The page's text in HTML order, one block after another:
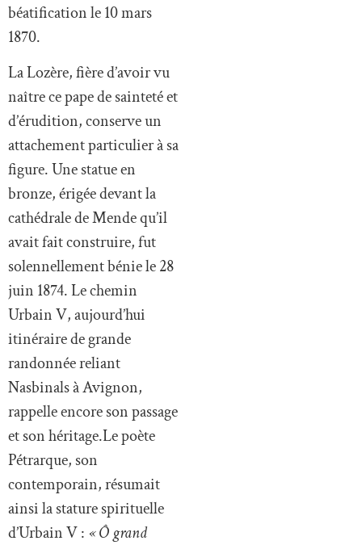
béatification le 10 mars
1870.
La Lozère, fière d’avoir vu
naître ce pape de sainteté et
d’érudition, conserve un
attachement particulier à sa
figure. Une statue en
bronze, érigée devant la
cathédrale de Mende qu’il
avait fait construire, fut
solennellement bénie le 28
juin 1874. Le chemin
Urbain V, aujourd’hui
itinéraire de grande
randonnée reliant
Nasbinals à Avignon,
rappelle encore son passage
et son héritage.Le poète
Pétrarque, son
contemporain, résumait
ainsi la stature spirituelle
d’Urbain V : « Ô grand